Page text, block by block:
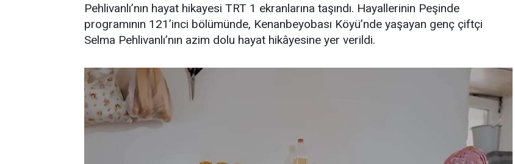
Pehlivanlı’nın hayat hikayesi TRT 1 ekranlarına taşındı. Hayallerinin Peşinde
programının 121’inci bölümünde, Kenanbeyobası Köyü’nde yaşayan genç çiftçi
Selma Pehlivanlı’nın azim dolu hayat hikâyesine yer verildi.